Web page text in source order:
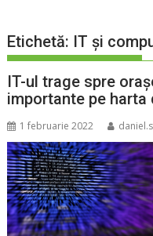
Etichetă: IT și
IT-ul trage spre
importante pe harta
1 februarie 2022